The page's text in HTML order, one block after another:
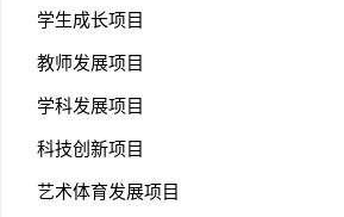
学生成长项目
教师发展项目
学科发展项目
科技创新项目
艺术体育发展项目